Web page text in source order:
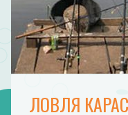
ЛОВЛЯ